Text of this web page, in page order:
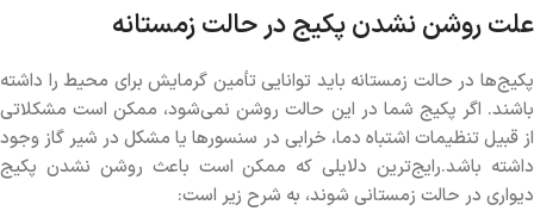
علت روشن نشدن پکیج در حالت زمستانه
پکیج‌ها در حالت زمستانه باید توانایی تأمین گرمایش برای محیط را داشته
باشند. اگر پکیج شما در این حالت روشن نمی‌شود، ممکن است مشکلاتی
از قبیل تنظیمات اشتباه دما، خرابی در سنسورها یا مشکل در شیر گاز وجود
داشته باشد.رایج‌ترین دلایلی که ممکن است باعث روشن نشدن پکیج
دیواری در حالت زمستانی شوند، به شرح زیر است: